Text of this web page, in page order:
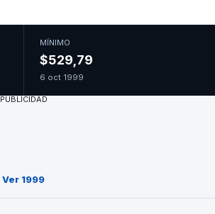
MÍNIMO
$529,79
6 oct 1999
PUBLICIDAD
Ver 1999